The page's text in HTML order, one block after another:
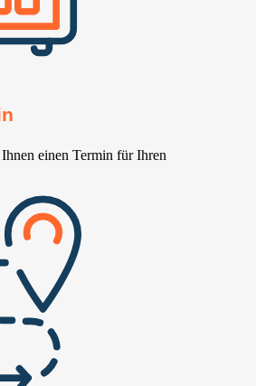
einen Termin für Ihren